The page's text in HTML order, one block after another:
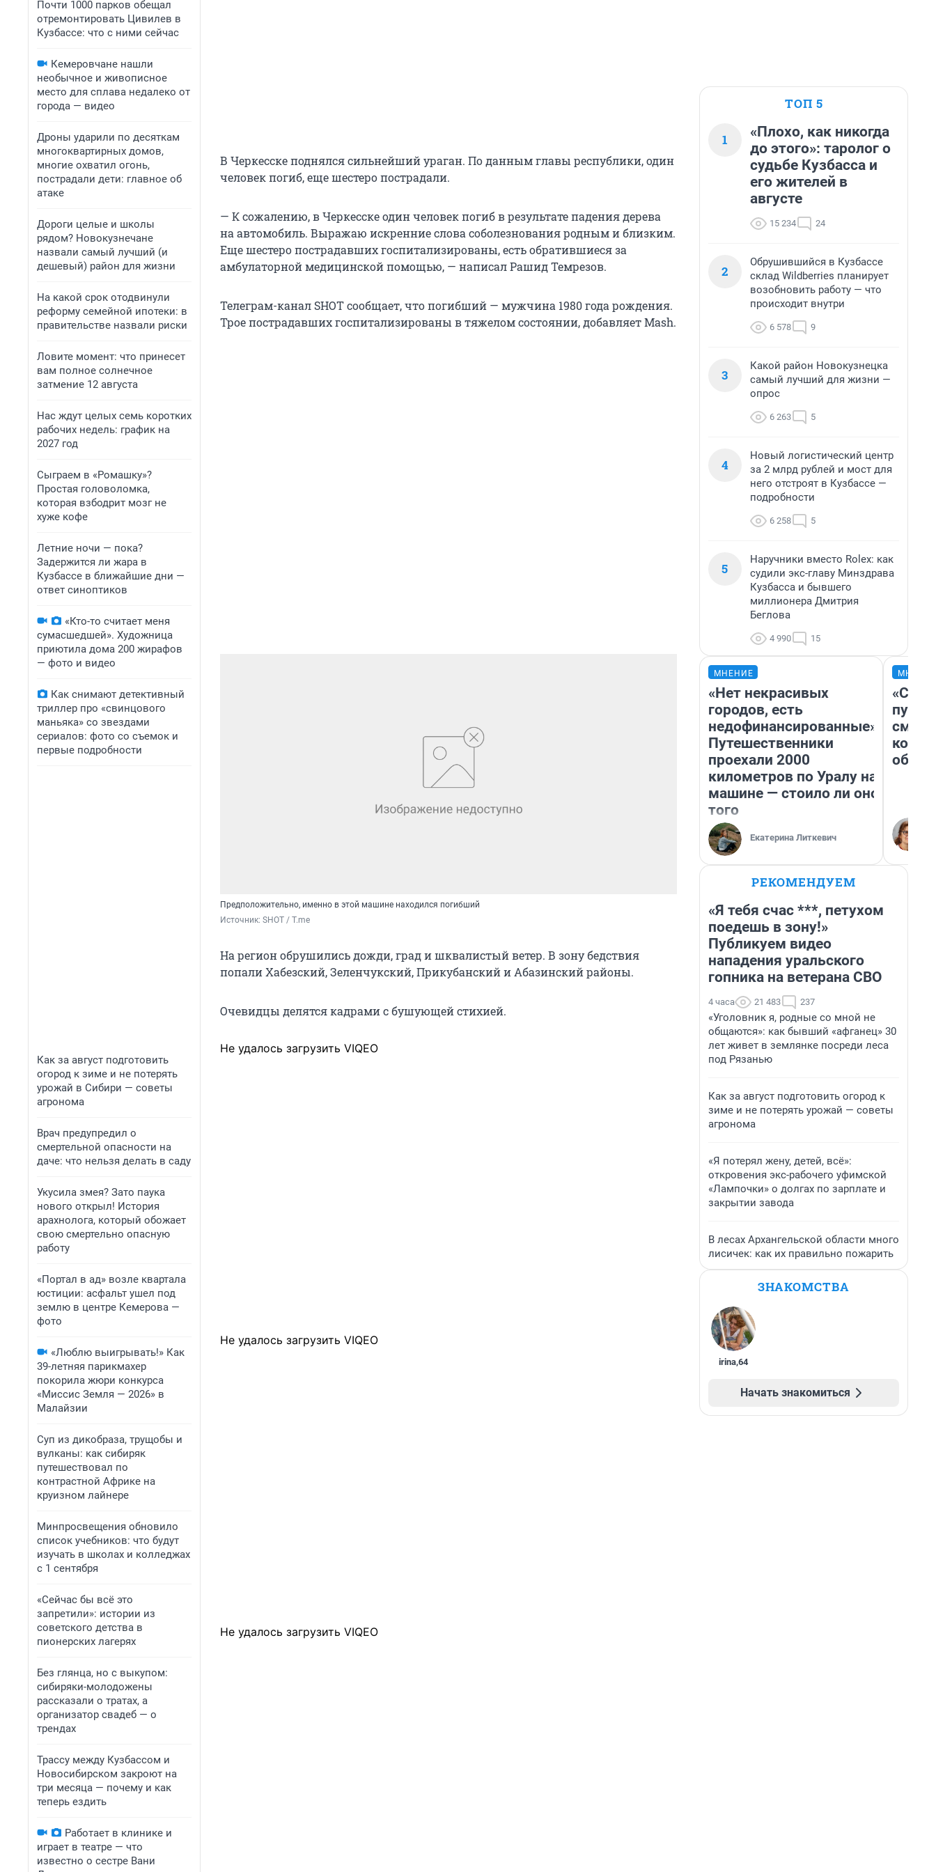
Почти 1000 парков обещал
отремонтировать Цивилев в
Кузбассе: что с ними сейчас
Кемеровчане нашли
необычное и живописное
место для сплава недалеко от
города — видео
Дроны ударили по десяткам
многоквартирных домов,
многие охватил огонь,
пострадали дети: главное об
атаке
Дороги целые и школы
рядом? Новокузнечане
назвали самый лучший (и
дешевый) район для жизни
На какой срок отодвинули
реформу семейной ипотеки: в
правительстве назвали риски
Ловите момент: что принесет
вам полное солнечное
затмение 12 августа
Нас ждут целых семь коротких
рабочих недель: график на
2027 год
Сыграем в «Ромашку»?
Простая головоломка,
которая взбодрит мозг не
хуже кофе
Летние ночи — пока?
Задержится ли жара в
Кузбассе в ближайшие дни —
ответ синоптиков
«Кто-то считает меня
сумасшедшей». Художница
приютила дома 200 жирафов
— фото и видео
Как снимают детективный
триллер про «свинцового
маньяка» со звездами
сериалов: фото со съемок и
первые подробности
Как за август подготовить
огород к зиме и не потерять
урожай в Сибири — советы
агронома
Врач предупредил о
смертельной опасности на
даче: что нельзя делать в саду
Укусила змея? Зато паука
нового открыл! История
арахнолога, который обожает
свою смертельно опасную
работу
«Портал в ад» возле квартала
юстиции: асфальт ушел под
землю в центре Кемерова —
фото
«Люблю выигрывать!» Как
39-летняя парикмахер
покорила жюри конкурса
«Миссис Земля — 2026» в
Малайзии
Суп из дикобраза, трущобы и
вулканы: как сибиряк
путешествовал по
контрастной Африке на
круизном лайнере
Минпросвещения обновило
список учебников: что будут
изучать в школах и колледжах
с 1 сентября
«Сейчас бы всё это
запретили»: истории из
советского детства в
пионерских лагерях
Без глянца, но с выкупом:
сибиряки-молодожены
рассказали о тратах, а
организатор свадеб — о
трендах
Трассу между Кузбассом и
Новосибирском закроют на
три месяца — почему и как
теперь ездить
Работает в клинике и
играет в театре — что
известно о сестре Вани
В Черкесске поднялся сильнейший ураган. По данным главы республики, один
человек погиб, еще шестеро пострадали.
— К сожалению, в Черкесске один человек погиб в результате падения дерева
на автомобиль. Выражаю искренние слова соболезнования родным и близким.
Еще шестеро пострадавших госпитализированы, есть обратившиеся за
амбулаторной медицинской помощью, — написал Рашид Темрезов.
Телеграм-канал SHOT сообщает, что погибший — мужчина 1980 года рождения.
Трое пострадавших госпитализированы в тяжелом состоянии, добавляет Mash.
Предположительно, именно в этой машине находился погибший
Источник: SHOT / T.me
На регион обрушились дожди, град и шквалистый ветер. В зону бедствия
попали Хабезский, Зеленчукский, Прикубанский и Абазинский районы.
Очевидцы делятся кадрами с бушующей стихией.
Не удалось загрузить VIQEO
Не удалось загрузить VIQEO
Не удалось загрузить VIQEO
ТОП 5
1
«Плохо, как никогда
до этого»: таролог о
судьбе Кузбасса и
его жителей в
августе
15 234 24
2
Обрушившийся в Кузбассе
склад Wildberries планирует
возобновить работу — что
происходит внутри
6 578 9
3
Какой район Новокузнецка
самый лучший для жизни —
опрос
6 263 5
4
Новый логистический центр
за 2 млрд рублей и мост для
него отстроят в Кузбассе —
подробности
6 258 5
5
Наручники вместо Rolex: как
судили экс-главу Минздрава
Кузбасса и бывшего
миллионера Дмитрия
Беглова
4 990 15
МНЕНИЕ
«Нет некрасивых
городов, есть
недофинансированные».
Путешественники
проехали 2000
километров по Уралу на
машине — стоило ли оно
того
Екатерина Литкевич
РЕКОМЕНДУЕМ
«Я тебя счас ***, петухом
поедешь в зону!»
Публикуем видео
нападения уральского
гопника на ветерана СВО
4 часа 21 483 237
«Уголовник я, родные со мной не
общаются»: как бывший «афганец» 30
лет живет в землянке посреди леса
под Рязанью
Как за август подготовить огород к
зиме и не потерять урожай — советы
агронома
«Я потерял жену, детей, всё»:
откровения экс-рабочего уфимской
«Лампочки» о долгах по зарплате и
закрытии завода
В лесах Архангельской области много
лисичек: как их правильно пожарить
ЗНАКОМСТВА
irina,64
Начать знакомиться